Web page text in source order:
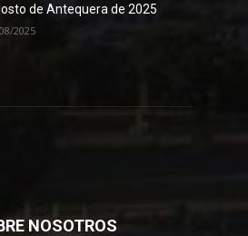
de Antequera de 2025
2025
NOSOTROS